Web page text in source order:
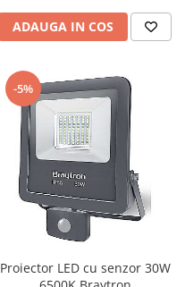
ADAUGA IN COS
-5%
Proiector LED cu senzor 30W